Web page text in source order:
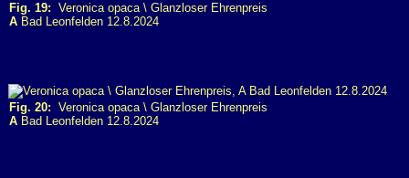
Fig. 19: Veronica opaca \ Glanzloser Ehrenpreis
A Bad Leonfelden 12.8.2024
Fig. 20: Veronica opaca \ Glanzloser Ehrenpreis
A Bad Leonfelden 12.8.2024